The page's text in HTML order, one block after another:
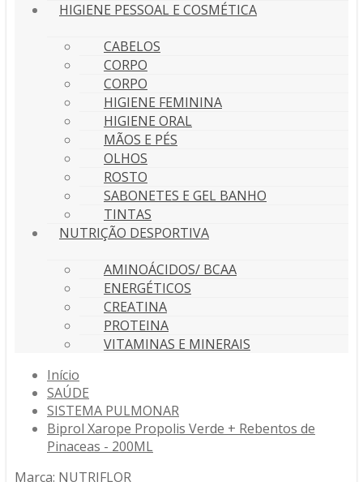
HIGIENE PESSOAL E COSMÉTICA
CABELOS
CORPO
CORPO
HIGIENE FEMININA
HIGIENE ORAL
MÃOS E PÉS
OLHOS
ROSTO
SABONETES E GEL BANHO
TINTAS
NUTRIÇÃO DESPORTIVA
AMINOÁCIDOS/ BCAA
ENERGÉTICOS
CREATINA
PROTEINA
VITAMINAS E MINERAIS
Início
SAÚDE
SISTEMA PULMONAR
Biprol Xarope Propolis Verde + Rebentos de
Pinaceas - 200ML
Marca: NUTRIFLOR